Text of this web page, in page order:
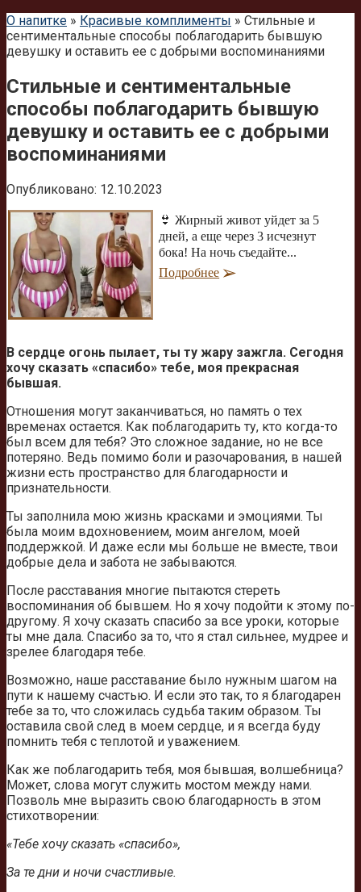
О напитке » Красивые комплименты » Стильные и
сентиментальные способы поблагодарить бывшую
девушку и оставить ее с добрыми воспоминаниями
Стильные и сентиментальные
способы поблагодарить бывшую
девушку и оставить ее с добрыми
воспоминаниями
Опубликовано: 12.10.2023
👙 Жирный живот уйдет за 5
дней, а еще через 3 исчезнут
бока! На ночь съедайте...
Подробнее
В сердце огонь пылает, ты ту жару зажгла. Сегодня
хочу сказать «спасибо» тебе, моя прекрасная
бывшая.
Отношения могут заканчиваться, но память о тех
временах остается. Как поблагодарить ту, кто когда-то
был всем для тебя? Это сложное задание, но не все
потеряно. Ведь помимо боли и разочарования, в нашей
жизни есть пространство для благодарности и
признательности.
Ты заполнила мою жизнь красками и эмоциями. Ты
была моим вдохновением, моим ангелом, моей
поддержкой. И даже если мы больше не вместе, твои
добрые дела и забота не забываются.
После расставания многие пытаются стереть
воспоминания об бывшем. Но я хочу подойти к этому по-
другому. Я хочу сказать спасибо за все уроки, которые
ты мне дала. Спасибо за то, что я стал сильнее, мудрее и
зрелее благодаря тебе.
Возможно, наше расставание было нужным шагом на
пути к нашему счастью. И если это так, то я благодарен
тебе за то, что сложилась судьба таким образом. Ты
оставила свой след в моем сердце, и я всегда буду
помнить тебя с теплотой и уважением.
Как же поблагодарить тебя, моя бывшая, волшебница?
Может, слова могут служить мостом между нами.
Позволь мне выразить свою благодарность в этом
стихотворении:
«Тебе хочу сказать «спасибо»,
За те дни и ночи счастливые.